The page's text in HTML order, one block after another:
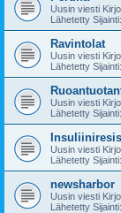
Uusin viesti
Lähetetty Sijainti:
Ravintolat
Uusin viesti
Lähetetty Sijainti:
Uusin viesti
Lähetetty Sijainti:
Uusin viesti
Lähetetty Sijainti:
newsharbor
Uusin viesti
Lähetetty Sijainti: